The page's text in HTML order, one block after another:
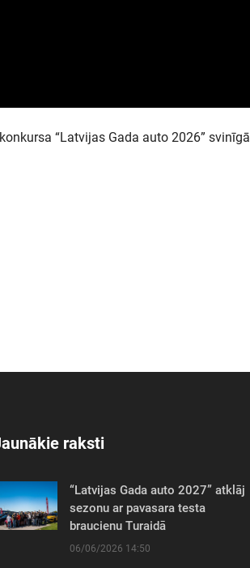
“Latvijas Gada auto 2026” svinīgā
raksti
“Latvijas Gada auto 2027” atklāj
sezonu ar pavasara testa
braucienu Turaidā
06/06/2026 14:50